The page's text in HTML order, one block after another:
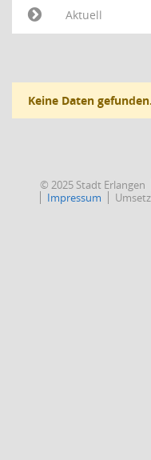
Aktuell
Keine Daten gefunden.
© 2025 Stadt Erlangen
Impressum